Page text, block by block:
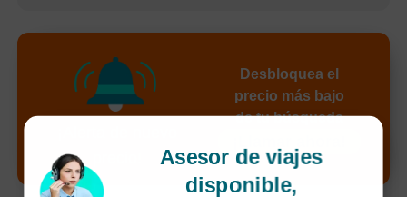
Desbloquea el
precio más bajo
de tu búsqueda
Asesor de viajes
disponible,